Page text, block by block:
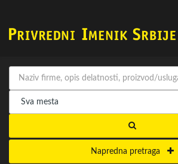
Napredna pretraga